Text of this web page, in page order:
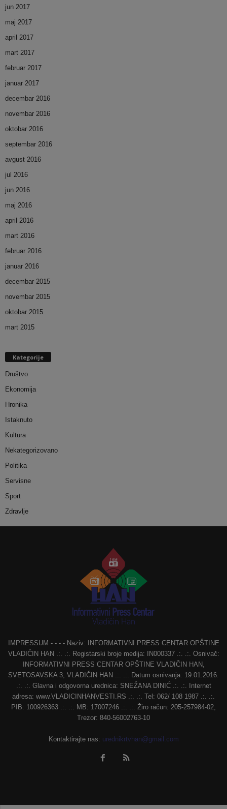
jun 2017
maj 2017
april 2017
mart 2017
februar 2017
januar 2017
decembar 2016
novembar 2016
oktobar 2016
septembar 2016
avgust 2016
jul 2016
jun 2016
maj 2016
april 2016
mart 2016
februar 2016
januar 2016
decembar 2015
novembar 2015
oktobar 2015
mart 2015
Kategorije
Društvo
Ekonomija
Hronika
Istaknuto
Kultura
Nekategorizovano
Politika
Servisne
Sport
Zdravlje
IMPRESSUM - - - - Naziv: INFORMATIVNI PRESS CENTAR OPŠTINE
VLADIČIN HAN .:. .:. Registarski broje medija: IN000337 .:. .:. Osnivač:
INFORMATIVNI PRESS CENTAR OPŠTINE VLADIČIN HAN,
SVETOSAVSKA 3, VLADIČIN HAN .:. .:. Datum osnivanja: 19.01.2016.
.:. .:. Glavna i odgovorna urednica: SNEŽANA DINIĆ .:. .:. Internet
adresa: www.VLADICINHANVESTI.RS .:. .:. Tel: 062/ 108 1987 .:. .:.
PIB: 100926363 .:. .:. MB: 17007246 .:. .:. Žiro račun: 205-257984-02,
Trezor: 840-56002763-10
Kontaktirajte nas: urednikrtvhan@gmail.com